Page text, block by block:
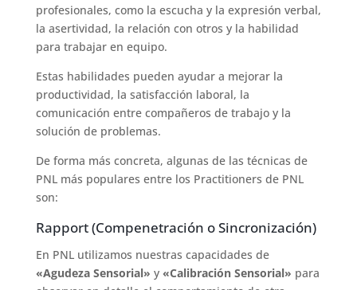
profesionales, como la escucha y la expresión verbal,
la asertividad, la relación con otros y la habilidad
para trabajar en equipo.
Estas habilidades pueden ayudar a mejorar la
productividad, la satisfacción laboral, la
comunicación entre compañeros de trabajo y la
solución de problemas.
De forma más concreta, algunas de las técnicas de
PNL más populares entre los Practitioners de PNL
son:
Rapport (Compenetración o Sincronización)
En PNL utilizamos nuestras capacidades de
«Agudeza Sensorial» y «Calibración Sensorial» para